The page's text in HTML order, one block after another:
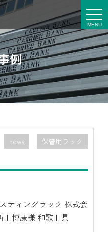
t
o
g
g
e
n
a
v
i
a
例
news 保管用ラック
ティングラック 株式会
博康様 和歌山県